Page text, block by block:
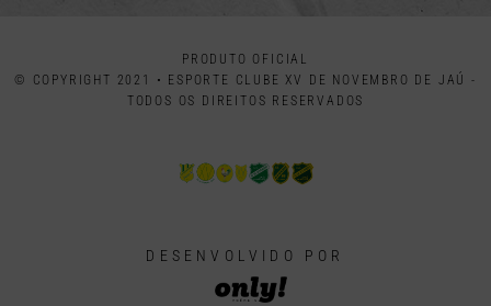
PRODUTO OFICIAL
© COPYRIGHT 2021 • ESPORTE CLUBE XV DE NOVEMBRO DE JAÚ -
TODOS OS DIREITOS RESERVADOS
DESENVOLVIDO POR